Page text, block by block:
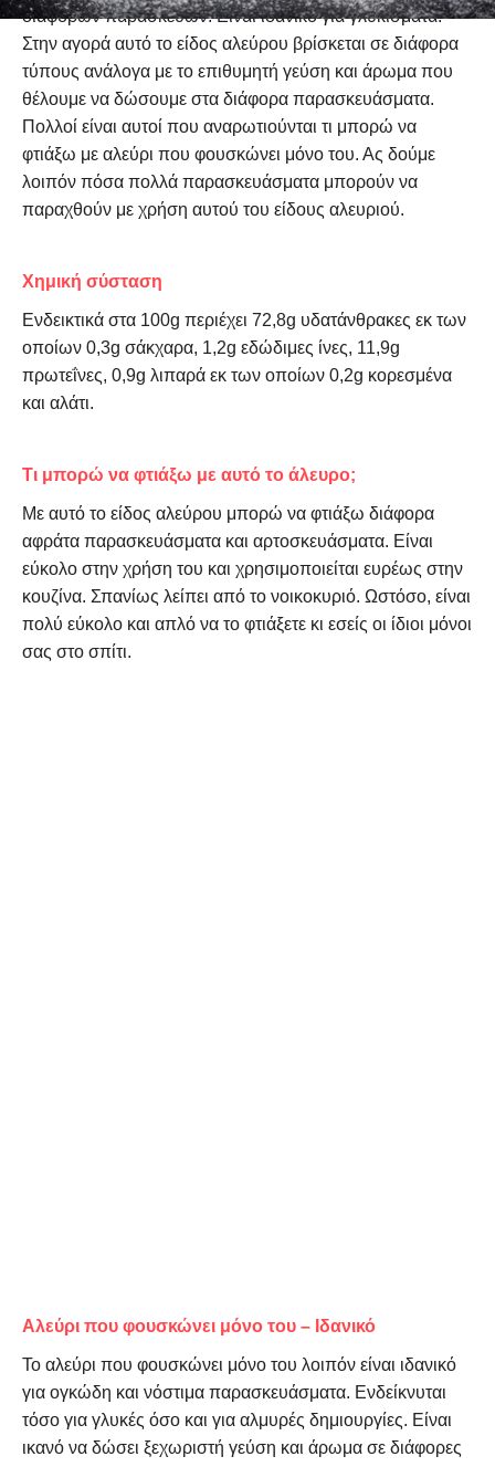
διαφόρων παρασκευών. Είναι ιδανικό για γλυκίσματα.
Στην αγορά αυτό το είδος αλεύρου βρίσκεται σε διάφορα
τύπους ανάλογα με το επιθυμητή γεύση και άρωμα που
θέλουμε να δώσουμε στα διάφορα παρασκευάσματα.
Πολλοί είναι αυτοί που αναρωτιούνται τι μπορώ να
φτιάξω με αλεύρι που φουσκώνει μόνο του. Ας δούμε
λοιπόν πόσα πολλά παρασκευάσματα μπορούν να
παραχθούν με χρήση αυτού του είδους αλευριού.
Χημική σύσταση
Ενδεικτικά στα 100g περιέχει 72,8g υδατάνθρακες εκ των
οποίων 0,3g σάκχαρα, 1,2g εδώδιμες ίνες, 11,9g
πρωτεΐνες, 0,9g λιπαρά εκ των οποίων 0,2g κορεσμένα
και αλάτι.
Τι μπορώ να φτιάξω με αυτό το άλευρο;
Με αυτό το είδος αλεύρου μπορώ να φτιάξω διάφορα
αφράτα παρασκευάσματα και αρτοσκευάσματα. Είναι
εύκολο στην χρήση του και χρησιμοποιείται ευρέως στην
κουζίνα. Σπανίως λείπει από το νοικοκυριό. Ωστόσο, είναι
πολύ εύκολο και απλό να το φτιάξετε κι εσείς οι ίδιοι μόνοι
σας στο σπίτι.
Αλεύρι που φουσκώνει μόνο του – Ιδανικό
Το αλεύρι που φουσκώνει μόνο του λοιπόν είναι ιδανικό
για ογκώδη και νόστιμα παρασκευάσματα. Ενδείκνυται
τόσο για γλυκές όσο και για αλμυρές δημιουργίες. Είναι
ικανό να δώσει ξεχωριστή γεύση και άρωμα σε διάφορες